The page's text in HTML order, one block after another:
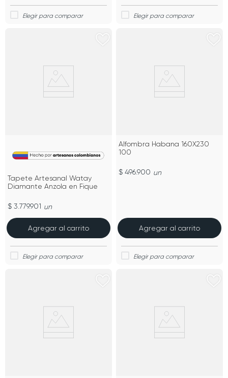
Tapete Artesanal Watay
Diamante Anzola en Fique
$ 3.779.901 un
Agregar al carrito
Alfombra Habana 160X230
100
$ 496.900 un
Agregar al carrito